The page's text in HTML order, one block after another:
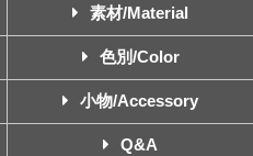
素材/Material
色別/Color
小物/Accessory
Q&A